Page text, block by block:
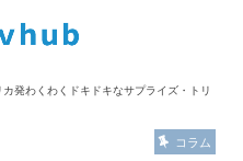
発わくわくドキドキなサプライズ・トリ
コラム